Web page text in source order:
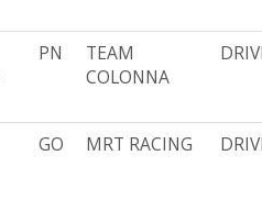
PN
TEAM
COLONNA
GO MRT RACING